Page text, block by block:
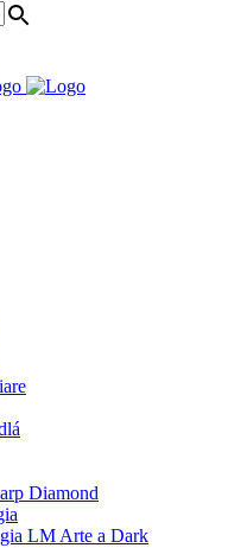
Diamond
LM Arte a Dark